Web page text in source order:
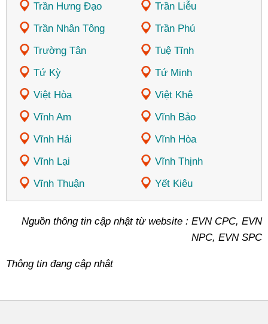
Trần Hưng Đạo
Trần Liễu
Trần Nhân Tông
Trần Phú
Trường Tân
Tuệ Tĩnh
Tứ Kỳ
Tứ Minh
Việt Hòa
Việt Khê
Vĩnh Am
Vĩnh Bảo
Vĩnh Hải
Vĩnh Hòa
Vĩnh Lại
Vĩnh Thịnh
Vĩnh Thuận
Yết Kiêu
Nguồn thông tin cập nhật từ website : EVN CPC, EVN
NPC, EVN SPC
Thông tin đang cập nhật